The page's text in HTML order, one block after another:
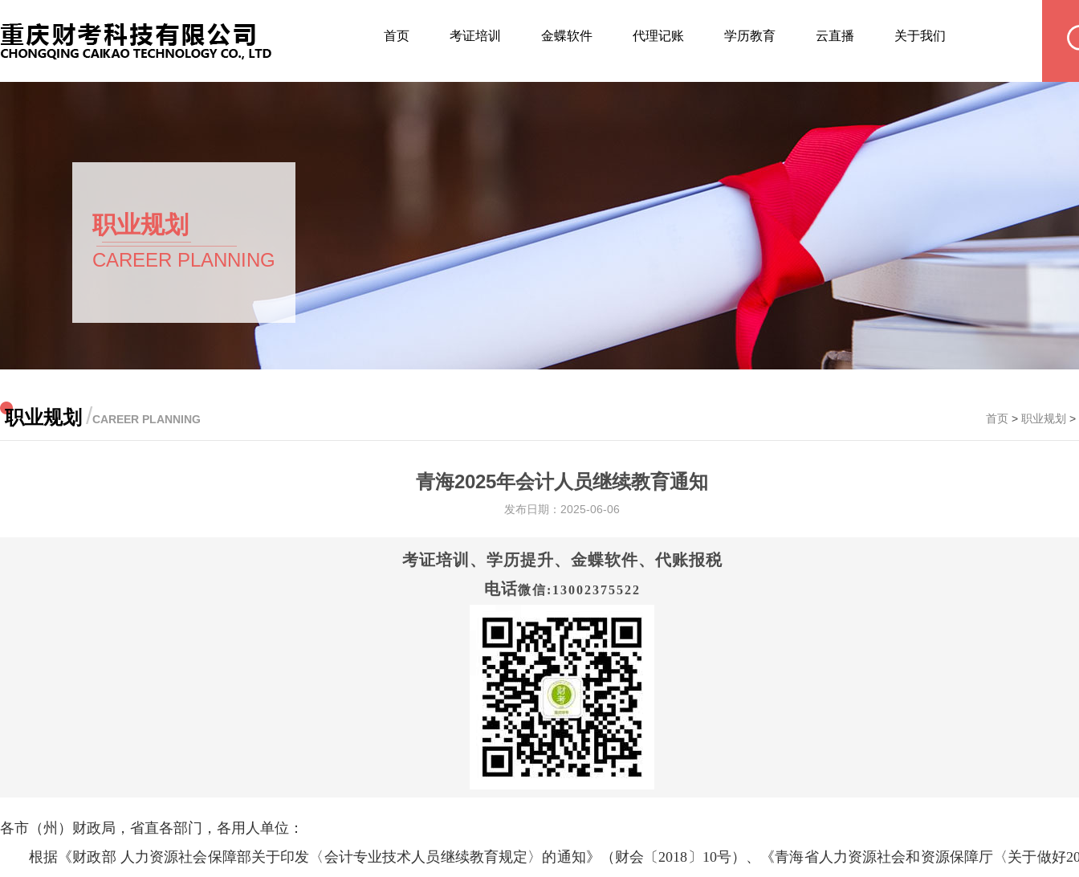
首页 考证培训 金蝶软件 代理记账 学历教育 云直播 关于我们
职业规划
CAREER PLANNING
职业规划 /CAREER PLANNING 首页 > 职业规划 >
青海2025年会计人员继续教育通知
发布日期：2025-06-06
考证培训、学历提升、金蝶软件、代账报税
电话微信:13002375522
各市（州）财政局，省直各部门，各用人单位：
根据《财政部 人力资源社会保障部关于印发〈会计专业技术人员继续教育规定〉的通知》（财会〔2018〕10号）、《青海省人力资源社会和资源保障厅〈关于做好